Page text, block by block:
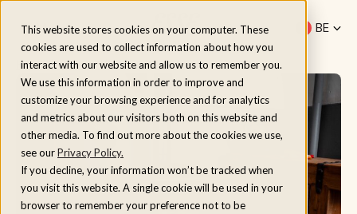
This website stores cookies on your computer. These
cookies are used to collect information about how you
interact with our website and allow us to remember you.
We use this information in order to improve and
customize your browsing experience and for analytics
and metrics about our visitors both on this website and
other media. To find out more about the cookies we use,
see ourPrivacy Policy.
If you decline, your information won’t be tracked when
you visit this website. A single cookie will be used in your
browser to remember your preference not to be
Menu
BE
nl
Home/Modellen/ESSE Warmheart